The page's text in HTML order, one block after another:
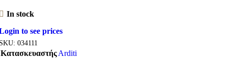
In stock
to see prices
034111
ΚατασκευαστήςArditi